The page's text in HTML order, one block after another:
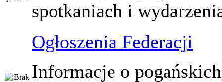
spotkaniach i
Ogłoszenia Federacji
Informacje o pogańskich